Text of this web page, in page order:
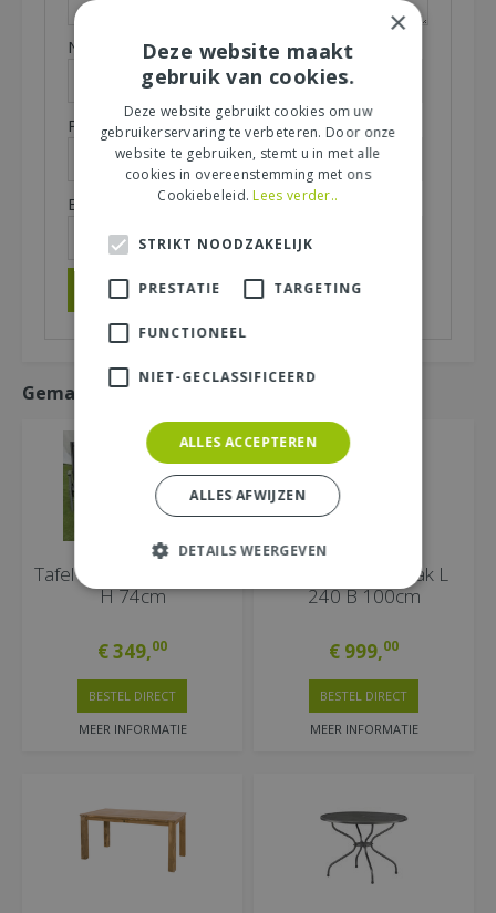
Naam (zichtbaar op website):*
Plaats (zichtbaar op website):*
E-mailadres (niet zichtbaar): *
Gemakkelijk mee bestellen
Tafel arezzo L 160 B 90
H 74cm
€349,00
MEER INFORMATIE
BESTEL DIRECT
Tafel recycled teak L
240 B 100cm
€ 999,00
MEER INFORMATIE
BESTEL DIRECT
×
Deze website maakt
gebruik van cookies.
Deze website gebruikt cookies om uw
gebruikerservaring te verbeteren. Door onze
website te gebruiken, stemt u in met alle
cookies in overeenstemming met ons
Cookiebeleid. Lees verder..
STRIKT NOODZAKELIJK
PRESTATIE TARGETING
FUNCTIONEEL
NIET-GECLASSIFICEERD
ALLES ACCEPTEREN
ALLES AFWIJZEN
DETAILS WEERGEVEN